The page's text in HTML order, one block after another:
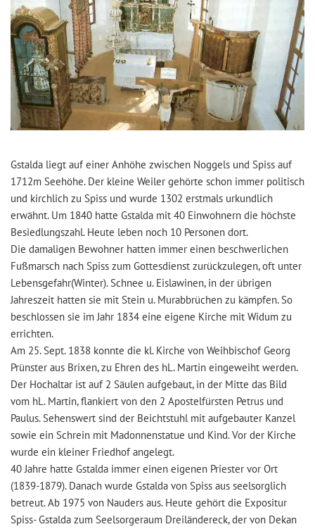
Gstalda liegt auf einer Anhöhe zwischen Noggels und Spiss auf
1712m Seehöhe. Der kleine Weiler gehörte schon immer politisch
und kirchlich zu Spiss und wurde 1302 erstmals urkundlich
erwähnt. Um 1840 hatte Gstalda mit 40 Einwohnern die höchste
Besiedlungszahl. Heute leben noch 10 Personen dort.
Die damaligen Bewohner hatten immer einen beschwerlichen
Fußmarsch nach Spiss zum Gottesdienst zurückzulegen, oft unter
Lebensgefahr(Winter). Schnee u. Eislawinen, in der übrigen
Jahreszeit hatten sie mit Stein u. Murabbrüchen zu kämpfen. So
beschlossen sie im Jahr 1834 eine eigene Kirche mit Widum zu
errichten.
Am 25. Sept. 1838 konnte die kl. Kirche von Weihbischof Georg
Prünster aus Brixen, zu Ehren des hL. Martin eingeweiht werden.
Der Hochaltar ist auf 2 Säulen aufgebaut, in der Mitte das Bild
vom hL. Martin, flankiert von den 2 Apostelfürsten Petrus und
Paulus. Sehenswert sind der Beichtstuhl mit aufgebauter Kanzel
sowie ein Schrein mit Madonnenstatue und Kind. Vor der Kirche
wurde ein kleiner Friedhof angelegt.
40 Jahre hatte Gstalda immer einen eigenen Priester vor Ort
(1839-1879). Danach wurde Gstalda von Spiss aus seelsorglich
betreut. Ab 1975 von Nauders aus. Heute gehört die Expositur
Spiss- Gstalda zum Seelsorgeraum Dreiländereck, der von Dekan